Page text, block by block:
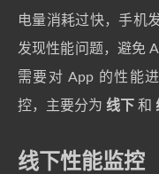
电量消耗过快，手机
发现性能问题，避免
需要对 App 的性能
控，主要分为 线下 和
线下性能监控